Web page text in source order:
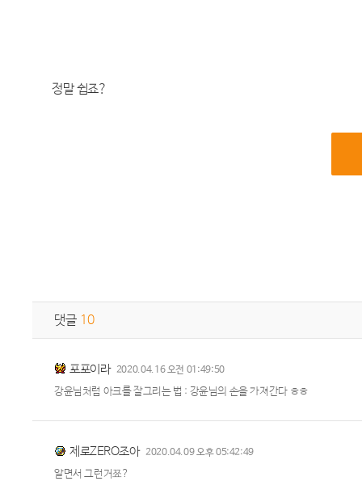
정말 쉽죠?
댓글 10
포포이라 2020.04.16 오전 01:49:50
강윤님처럼 아크를 잘그리는 법 : 강윤님의 손을 가져간다 ㅎㅎ
제로ZERO조아 2020.04.09 오후 05:42:49
알면서 그런거쬬?